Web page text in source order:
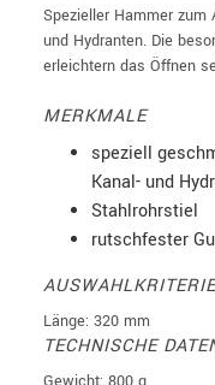
Spezieller Hammer zum
und Hydranten. Die
erleichtern das Öffnen
MERKMALE
speziell
Kanal- und
Stahlrohrstiel
rutschfester
Länge: 320 mm
TECHNISCHE